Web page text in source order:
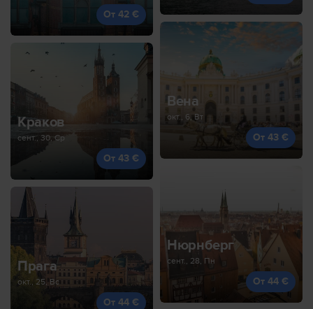
От 42 €
Краков
сент., 30, Ср
От 43 €
Вена
окт., 6, Вт
От 43 €
Прага
окт., 25, Вс
От 44 €
Нюрнберг
сент., 28, Пн
От 44 €